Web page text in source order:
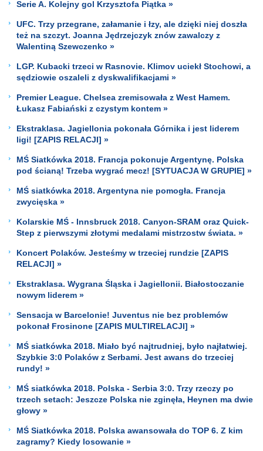
Serie A. Kolejny gol Krzysztofa Piątka »
UFC. Trzy przegrane, załamanie i łzy, ale dzięki niej doszła
też na szczyt. Joanna Jędrzejczyk znów zawalczy z
Walentiną Szewczenko »
LGP. Kubacki trzeci w Rasnovie. Klimov uciekł Stochowi, a
sędziowie oszaleli z dyskwalifikacjami »
Premier League. Chelsea zremisowała z West Hamem.
Łukasz Fabiański z czystym kontem »
Ekstraklasa. Jagiellonia pokonała Górnika i jest liderem
ligi! [ZAPIS RELACJI] »
MŚ Siatkówka 2018. Francja pokonuje Argentynę. Polska
pod ścianą! Trzeba wygrać mecz! [SYTUACJA W GRUPIE] »
MŚ siatkówka 2018. Argentyna nie pomogła. Francja
zwycięska »
Kolarskie MŚ - Innsbruck 2018. Canyon-SRAM oraz Quick-
Step z pierwszymi złotymi medalami mistrzostw świata. »
Koncert Polaków. Jesteśmy w trzeciej rundzie [ZAPIS
RELACJI] »
Ekstraklasa. Wygrana Śląska i Jagiellonii. Białostoczanie
nowym liderem »
Sensacja w Barcelonie! Juventus nie bez problemów
pokonał Frosinone [ZAPIS MULTIRELACJI] »
MŚ siatkówka 2018. Miało być najtrudniej, było najłatwiej.
Szybkie 3:0 Polaków z Serbami. Jest awans do trzeciej
rundy! »
MŚ siatkówka 2018. Polska - Serbia 3:0. Trzy rzeczy po
trzech setach: Jeszcze Polska nie zginęła, Heynen ma dwie
głowy »
MŚ Siatkówka 2018. Polska awansowała do TOP 6. Z kim
zagramy? Kiedy losowanie »